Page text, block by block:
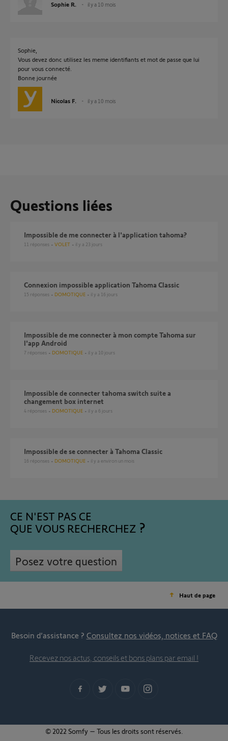
Sophie R. il y a 10 mois
Sophie,
Vous devez donc utilisez les meme identifiants et mot de passe que lui
pour vous connecté.
Bonne journée
Nicolas F. il y a 10 mois
Questions liées
Impossible de me connecter à l'application tahoma?
11 réponses VOLET il y a 23 jours
Connexion impossible application Tahoma Classic
15 réponses DOMOTIQUE il y a 16 jours
Impossible de me connecter à mon compte Tahoma sur
l'app Android
7 réponses DOMOTIQUE il y a 10 jours
Impossible de connecter tahoma switch suite a
changement box internet
4 réponses DOMOTIQUE il y a 6 jours
Impossible de se connecter à Tahoma Classic
16 réponses DOMOTIQUE il y a environ un mois
CE N'EST PAS CE
QUE VOUS RECHERCHEZ
Posez votre question
Haut de page
Besoin d’assistance ? Consultez nos vidéos, notices et FAQ
Recevez nos actus, conseils et bons plans par email !
© 2022 Somfy – Tous les droits sont réservés.